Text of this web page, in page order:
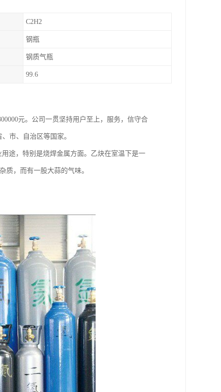
C2H2
钢瓶
钢质气瓶
99.6
元。公司一贯坚持用户至上，服务，信守合
市、自治区等国家。
途，特别是烧焊金属方面。乙炔在室温下是一
质，而有一股大蒜的气味。